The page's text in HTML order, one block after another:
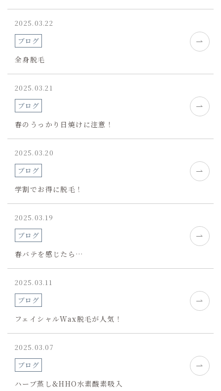
2025.03.22
ブログ
全身脱毛
2025.03.21
ブログ
春のうっかり日焼けに注意！
2025.03.20
ブログ
学割でお得に脱毛！
2025.03.19
ブログ
春バテを感じたら…
2025.03.11
ブログ
フェイシャルWax脱毛が人気！
2025.03.07
ブログ
ハーブ蒸し&HHO水素酸素吸入